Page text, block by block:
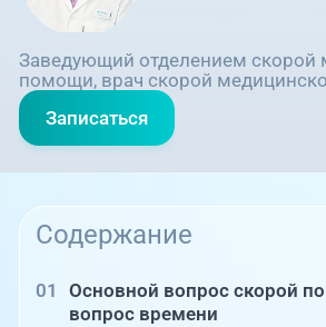
Пациентам
PreventAGE
+7 (351) 220-00-03
Справочный телефон для
Заведующий отделением скорой
помощи, врач скорой
Записаться
Содержание
Основной вопрос скорой
вопрос времени